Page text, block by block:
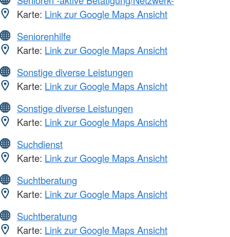
Karte: Link zur Google Maps Ansicht
Seniorenhilfe
Karte: Link zur Google Maps Ansicht
Sonstige diverse Leistungen
Karte: Link zur Google Maps Ansicht
Sonstige diverse Leistungen
Karte: Link zur Google Maps Ansicht
Suchdienst
Karte: Link zur Google Maps Ansicht
Suchtberatung
Karte: Link zur Google Maps Ansicht
Suchtberatung
Karte: Link zur Google Maps Ansicht